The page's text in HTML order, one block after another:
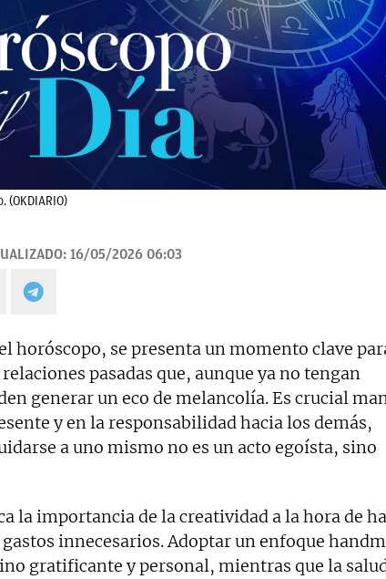
(OKDIARIO)
16/05/2026 06:03
horóscopo, se presenta un momento clave
pasadas que, aunque ya no tengan
generar un eco de melancolía. Es crucial
y en la responsabilidad hacia los demás,
a uno mismo no es un acto egoísta, sino
la importancia de la creatividad a la hora de
innecesarios. Adoptar un enfoque
gratificante y personal, mientras que la